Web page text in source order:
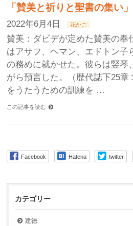
「賛美と祈りと聖書の集い
2022年6月4日 花かご
賛美：ダビデが定めた賛美の奉
はアサフ、ヘマン、エドトン子
の務めに就かせた。彼らは竪琴
がら預言した。（歴代誌下25章
をうたうための訓練を …
この記事を読む
Facebook Hatena twitter
カテゴリー
建徳